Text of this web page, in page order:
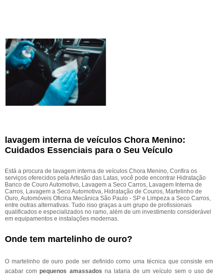
lavagem interna de veículos Chora Menino:
Cuidados Essenciais para o Seu Veículo
Está a procura de lavagem interna de veículos Chora Menino, Confira os
serviços oferecidos pela Artesão das Latas, você pode encontrar Hidratação
Banco de Couro Automotivo, Lavagem a Seco Carros, Lavagem Interna de
Carros, Lavagem a Seco Automotiva, Hidratação de Couros, Martelinho de
Ouro, Automóveis Oficina Mecânica São Paulo - SP e Limpeza a Seco Carros,
entre outras alternativas. Tudo isso graças a um grupo de profissionais
qualificados e especializados no ramo, além de um investimento considerável
em equipamentos e instalações modernas.
Onde tem martelinho de ouro?
O martelinho de ouro pode ser definido como uma técnica que consiste em
acabar compequenos amassados na lataria de um veículo sem o uso de